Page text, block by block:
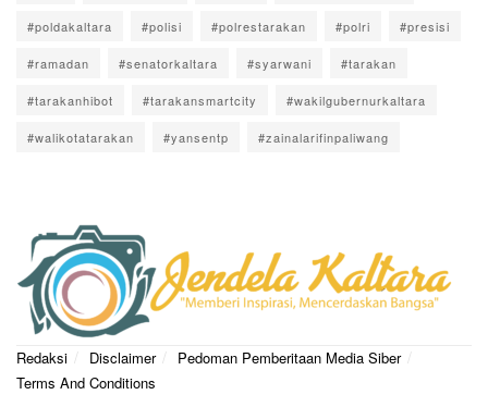
#poldakaltara #polisi #polrestarakan #polri #presisi
#ramadan #senatorkaltara #syarwani #tarakan
#tarakanhibot #tarakansmartcity #wakilgubernurkaltara
#walikotatarakan #yansentp #zainalarifinpaliwang
Redaksi Disclaimer
Pedoman Pemberitaan Media Siber
Terms And Conditions